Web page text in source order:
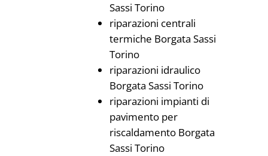
Sassi Torino
riparazioni centrali
termiche Borgata Sassi
Torino
riparazioni idraulico
Borgata Sassi Torino
riparazioni impianti di
pavimento per
riscaldamento Borgata
Sassi Torino